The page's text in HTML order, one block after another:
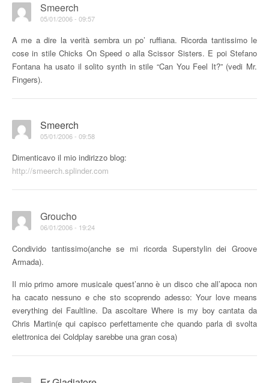
Smeerch
05/01/2006 - 09:57
A me a dire la verità sembra un po’ ruffiana. Ricorda tantissimo le
cose in stile Chicks On Speed o alla Scissor Sisters. E poi Stefano
Fontana ha usato il solito synth in stile “Can You Feel It?” (vedi Mr.
Fingers).
Smeerch
05/01/2006 - 09:58
Dimenticavo il mio indirizzo blog:
http://smeerch.splinder.com
Groucho
06/01/2006 - 19:24
Condivido tantissimo(anche se mi ricorda Superstylin dei Groove
Armada).
Il mio primo amore musicale quest’anno è un disco che all’apoca non
ha cacato nessuno e che sto scoprendo adesso: Your love means
everything dei Faultline. Da ascoltare Where is my boy cantata da
Chris Martin(e qui capisco perfettamente che quando parla di svolta
elettronica dei Coldplay sarebbe una gran cosa)